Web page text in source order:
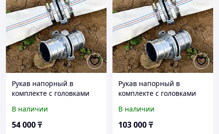
Рукав напорный в
комплекте с головками
длина 50 м
В наличии
54 000₸
Рукав напорный в
комплекте с головками
длина 100 м
В наличии
103 000₸